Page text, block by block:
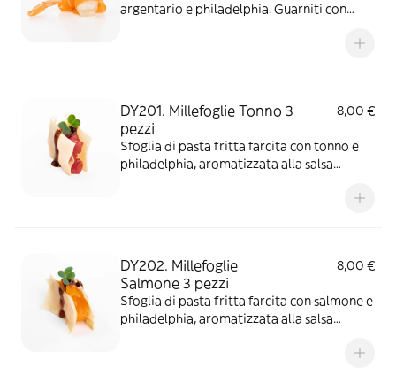
argentario e philadelphia. Guarniti con
DY201. Millefoglie Tonno 3
pezzi
8,00 €
Sfoglia di pasta fritta farcita con tonno e
philadelphia, aromatizzata alla salsa
DY202. Millefoglie
Salmone 3 pezzi
8,00 €
Sfoglia di pasta fritta farcita con salmone e
philadelphia, aromatizzata alla salsa